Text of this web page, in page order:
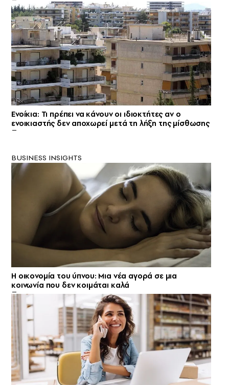
Ενοίκια: Τι πρέπει να κάνουν οι ιδιοκτήτες αν ο
ενοικιαστής δεν αποχωρεί μετά τη λήξη της μίσθωσης
BUSINESS INSIGHTS
Η οικονομία του ύπνου: Μια νέα αγορά σε μια
κοινωνία που δεν κοιμάται καλά